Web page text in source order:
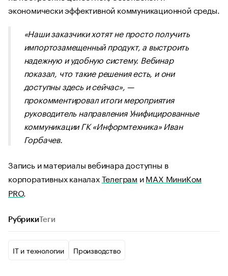
экономически эффективной коммуникационной среды.
«Наши заказчики хотят не просто получить
импортозамещенный продукт, а выстроить
надежную и удобную систему. Вебинар
показал, что такие решения есть, и они
доступны здесь и сейчас», —
прокомментировал итоги мероприятия
руководитель направления Унифицированные
коммуникации ГК «Информтехника» Иван
Горбачев.
Запись и материалы вебинара доступны в
корпоративных каналахТелеграм иMAX МиниКом
PRO.
Рубрики Теги
IT и технологии Производство